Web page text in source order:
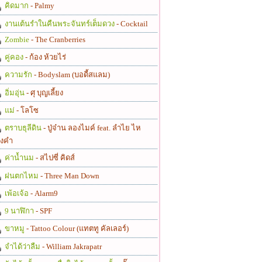
คิดมาก - Palmy
งานเต้นรำในคืนพระจันทร์เต็มดวง - Cocktail
Zombie - The Cranberries
คู่คอง - ก้อง ห้วยไร่
ความรัก - Bodyslam (บอดี้สแลม)
อิ่มอุ่น - ศุ บุญเลี้ยง
แม่ - โลโซ
ตราบธุลีดิน - ปู่จ๋าน ลองไมค์ feat. ลำไย ไห
คำ
ค่าน้ำนม - สไปซี่ คิดส์
ฝนตกไหม - Three Man Down
เพ้อเจ้อ - Alarm9
9 นาฬิกา - SPF
ขาหมู - Tattoo Colour (แทตทู คัลเลอร์)
จำได้ว่าลืม - William Jakrapatr